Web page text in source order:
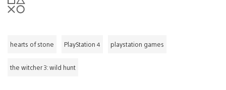
hearts of stone PlayStation 4 playstation games
the witcher 3: wild hunt